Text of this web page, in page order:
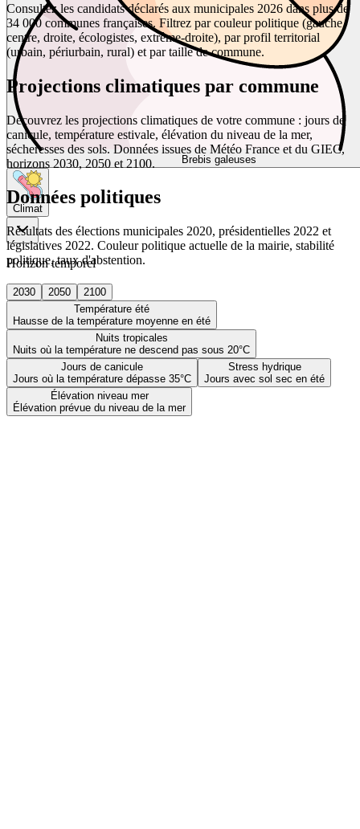
Brebis galeuses
Climat
Horizon temporel
2030 2050
2100
Température été
Hausse de la température moyenne en été
Nuits tropicales
Nuits où la température ne descend pas sous 20°C
Jours de canicule
Jours où la température dépasse 35°C
Stress hydrique
Jours avec sol sec en été
Élévation niveau mer
Élévation prévue du niveau de la mer
Consultez les candidats déclarés aux municipales 2026 dans plus de
34 000 communes françaises. Filtrez par couleur politique (gauche,
centre, droite, écologistes, extrême-droite), par profil territorial
(urbain, périurbain, rural) et par taille de commune.
Projections climatiques par commune
Découvrez les projections climatiques de votre commune : jours de
canicule, température estivale, élévation du niveau de la mer,
sécheresses des sols. Données issues de Météo France et du GIEC,
horizons 2030, 2050 et 2100.
Données politiques
Résultats des élections municipales 2020, présidentielles 2022 et
législatives 2022. Couleur politique actuelle de la mairie, stabilité
politique, taux d'abstention.